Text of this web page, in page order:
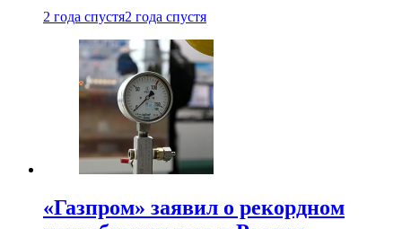
2 года спустя2 года спустя
«Газпром» заявил о рекордном